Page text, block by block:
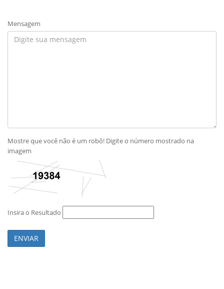
Mensagem
Mostre que você não é um robô! Digite o número mostrado na
imagem
Insira o Resultado
ENVIAR